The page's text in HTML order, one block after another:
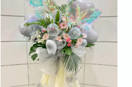
※写真はイメージです
仕入れ状況により花材は変動い
たしますので
何卒ご了承ください。